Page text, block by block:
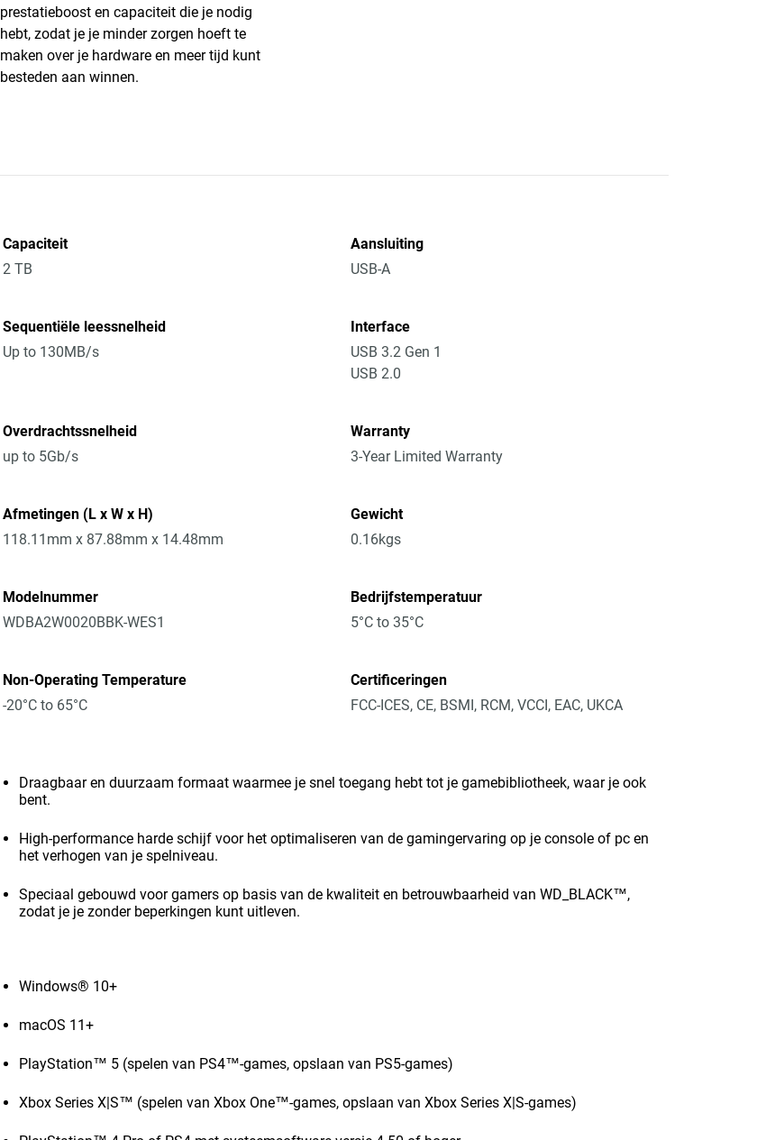
prestatieboost en capaciteit die je nodig
hebt, zodat je je minder zorgen hoeft te
maken over je hardware en meer tijd kunt
besteden aan winnen.
Capaciteit
2 TB
Aansluiting
USB-A
Sequentiële leessnelheid
Up to 130MB/s
Interface
USB 3.2 Gen 1
USB 2.0
Overdrachtssnelheid
up to 5Gb/s
Warranty
3-Year Limited Warranty
Afmetingen (L x W x H)
118.11mm x 87.88mm x 14.48mm
Gewicht
0.16kgs
Modelnummer
WDBA2W0020BBK-WES1
Bedrijfstemperatuur
5°C to 35°C
Non-Operating Temperature
-20°C to 65°C
Certificeringen
FCC-ICES, CE, BSMI, RCM, VCCI, EAC, UKCA
Draagbaar en duurzaam formaat waarmee je snel toegang hebt tot je gamebibliotheek, waar je ook
bent.
High-performance harde schijf voor het optimaliseren van de gamingervaring op je console of pc en
het verhogen van je spelniveau.
Speciaal gebouwd voor gamers op basis van de kwaliteit en betrouwbaarheid van WD_BLACK™,
zodat je je zonder beperkingen kunt uitleven.
Windows® 10+
macOS 11+
PlayStation™ 5 (spelen van PS4™-games, opslaan van PS5-games)
Xbox Series X|S™ (spelen van Xbox One™-games, opslaan van Xbox Series X|S-games)